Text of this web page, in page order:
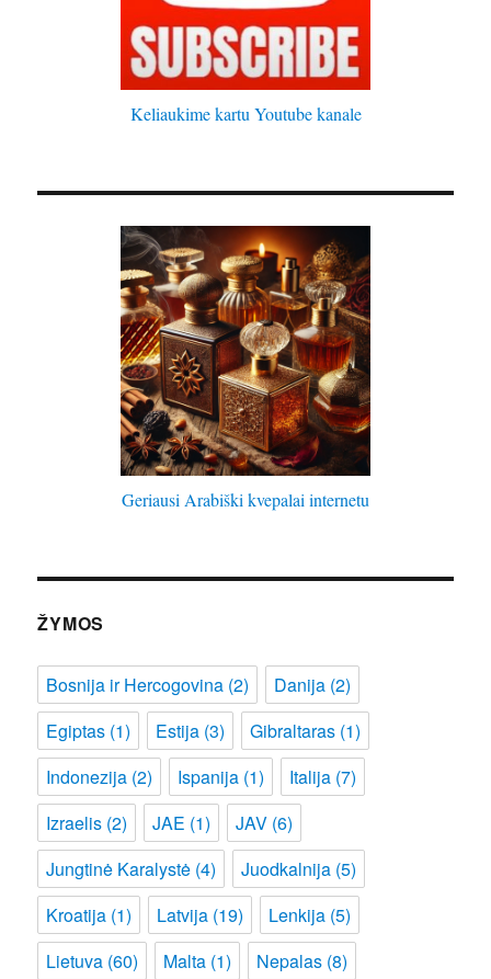
Keliaukime kartu Youtube kanale
Geriausi Arabiški kvepalai internetu
ŽYMOS
Bosnija ir Hercogovina (2) Danija (2)
Egiptas (1) Estija (3) Gibraltaras (1)
Indonezija (2) Ispanija (1) Italija (7)
Izraelis (2) JAE (1) JAV (6)
Jungtinė Karalystė (4) Juodkalnija (5)
Kroatija (1) Latvija (19) Lenkija (5)
Lietuva (60) Malta (1) Nepalas (8)